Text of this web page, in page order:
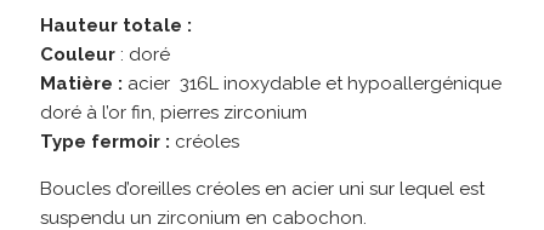
Hauteur totale :
Couleur : doré
Matière : acier 316L inoxydable et hypoallergénique
doré à l’or fin, pierres zirconium
Type fermoir : créoles
Boucles d’oreilles créoles en acier uni sur lequel est
suspendu un zirconium en cabochon.